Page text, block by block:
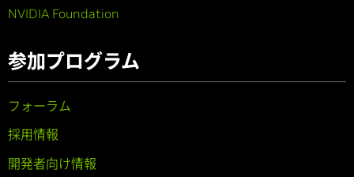
NVIDIA Foundation
参加プログラム
フォーラム
採用情報
開発者向け情報